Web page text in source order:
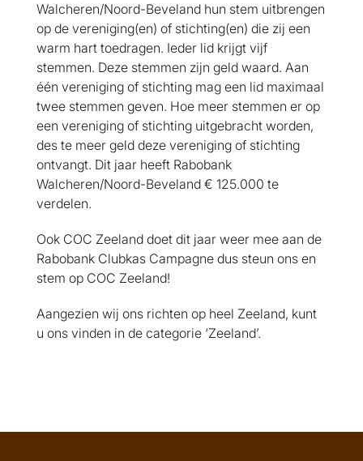
Walcheren/Noord-Beveland hun stem uitbrengen
op de vereniging(en) of stichting(en) die zij een
warm hart toedragen. Ieder lid krijgt vijf
stemmen. Deze stemmen zijn geld waard. Aan
één vereniging of stichting mag een lid maximaal
twee stemmen geven. Hoe meer stemmen er op
een vereniging of stichting uitgebracht worden,
des te meer geld deze vereniging of stichting
ontvangt. Dit jaar heeft Rabobank
Walcheren/Noord-Beveland € 125.000 te
verdelen.
Ook COC Zeeland doet dit jaar weer mee aan de
Rabobank Clubkas Campagne dus steun ons en
stem op COC Zeeland!
Aangezien wij ons richten op heel Zeeland, kunt
u ons vinden in de categorie ‘Zeeland’.